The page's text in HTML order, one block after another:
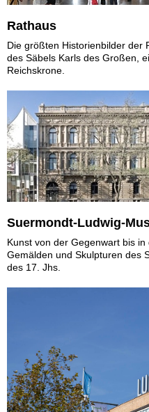
Rathaus
Die größten Historienbilder der
des Säbels Karls des Großen,
Reichskrone.
Suermondt-Ludwig-
Kunst von der Gegenwart bis
Gemälden und Skulpturen des
des 17. Jhs.